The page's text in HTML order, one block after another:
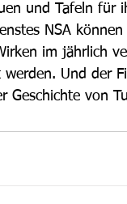
und Tafeln für
NSA
im jährlich
Und der
Geschichte von